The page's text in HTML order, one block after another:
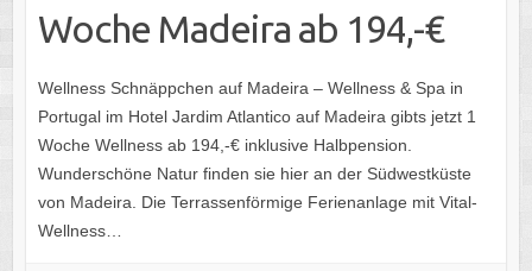
Woche Madeira ab 194,-€
Wellness Schnäppchen auf Madeira – Wellness & Spa in
Portugal im Hotel Jardim Atlantico auf Madeira gibts jetzt 1
Woche Wellness ab 194,-€ inklusive Halbpension.
Wunderschöne Natur finden sie hier an der Südwestküste
von Madeira. Die Terrassenförmige Ferienanlage mit Vital-
Wellness…